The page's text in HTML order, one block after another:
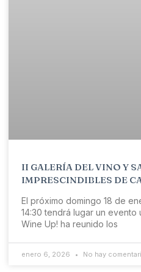
II GALERÍA DEL VINO Y
IMPRESCINDIBLES DE
El próximo domingo 18 de
14:30 tendrá lugar un evento
Wine Up! ha reunido los
enero 6, 2026 No hay